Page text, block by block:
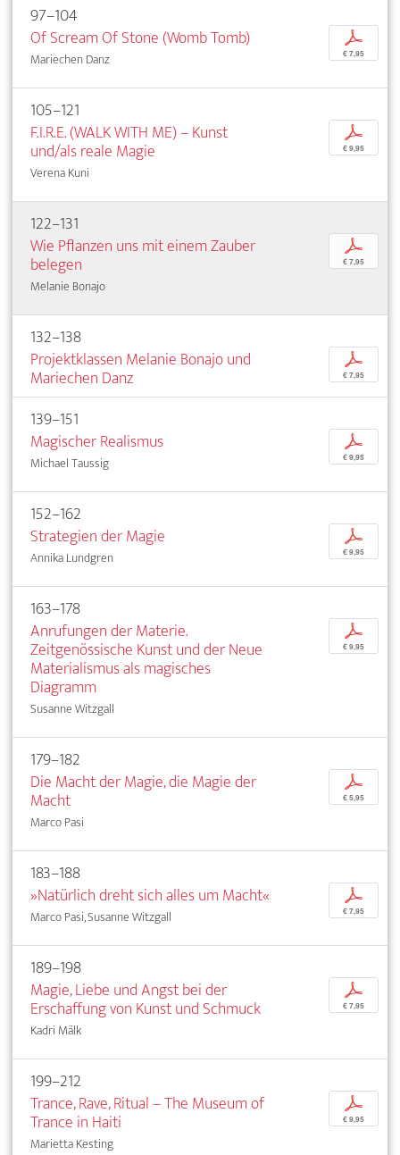
97–104
Of Scream Of Stone (Womb Tomb)
Mariechen Danz
p
€ 7,95
105–121
F.I.R.E. (WALK WITH ME) – Kunst
und/als reale Magie
Verena Kuni
p
€ 9,95
122–131
Wie Pflanzen uns mit einem Zauber
belegen
Melanie Bonajo
p
€ 7,95
132–138
Projektklassen Melanie Bonajo und
Mariechen Danz
p
€ 7,95
139–151
Magischer Realismus
Michael Taussig
p
€ 9,95
152–162
Strategien der Magie
Annika Lundgren
p
€ 9,95
163–178
Anrufungen der Materie.
Zeitgenössische Kunst und der Neue
Materialismus als magisches
Diagramm
Susanne Witzgall
p
€ 9,95
179–182
Die Macht der Magie, die Magie der
Macht
Marco Pasi
p
€ 5,95
183–188
»Natürlich dreht sich alles um Macht«
Marco Pasi, Susanne Witzgall
p
€ 7,95
189–198
Magie, Liebe und Angst bei der
Erschaffung von Kunst und Schmuck
Kadri Mälk
p
€ 7,95
199–212
Trance, Rave, Ritual – The Museum of
Trance in Haiti
Marietta Kesting
p
€ 9,95